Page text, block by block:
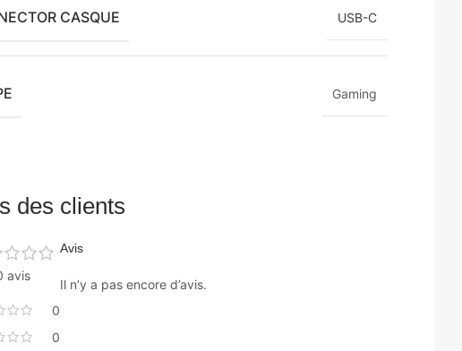
CASQUE USB-C
Gaming
des clients
avis
0
0
Avis
Il n’y a pas encore d’avis.